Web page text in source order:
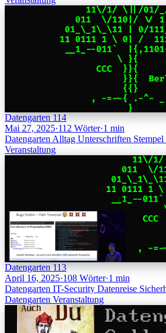
Datengarten 114
Mai 27, 2025·112 Wörter·1 min
Datengarten Alltag Unterschriften Stempel
Veranstaltung
Datengarten 113
April 16, 2025·108 Wörter·1 min
Datengarten IT-Security Datenreise
Datengarten Veranstaltung